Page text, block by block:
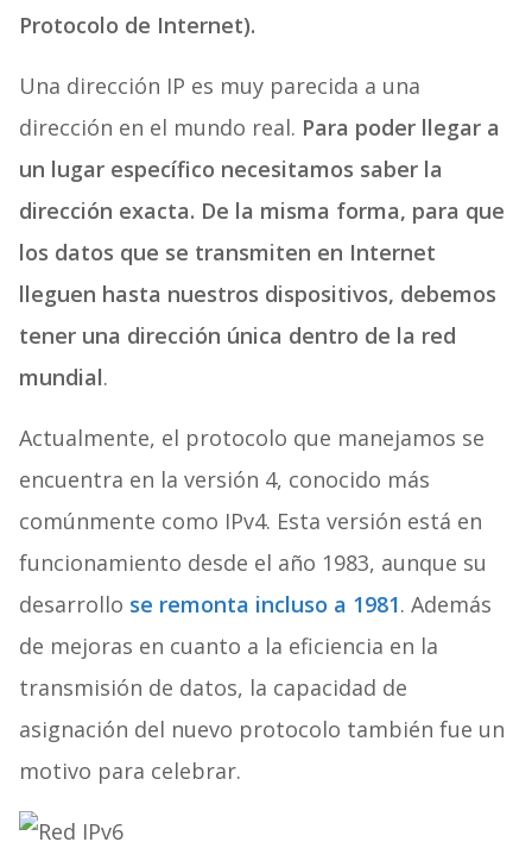
Protocolo de Internet).
Una dirección IP es muy parecida a una
dirección en el mundo real. Para poder llegar a
un lugar específico necesitamos saber la
dirección exacta. De la misma forma, para que
los datos que se transmiten en Internet
lleguen hasta nuestros dispositivos, debemos
tener una dirección única dentro de la red
mundial.
Actualmente, el protocolo que manejamos se
encuentra en la versión 4, conocido más
comúnmente como IPv4. Esta versión está en
funcionamiento desde el año 1983, aunque su
desarrollo se remonta incluso a 1981. Además
de mejoras en cuanto a la eficiencia en la
transmisión de datos, la capacidad de
asignación del nuevo protocolo también fue un
motivo para celebrar.